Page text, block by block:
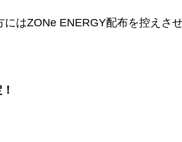
はZONe ENERGY配布を控えさ